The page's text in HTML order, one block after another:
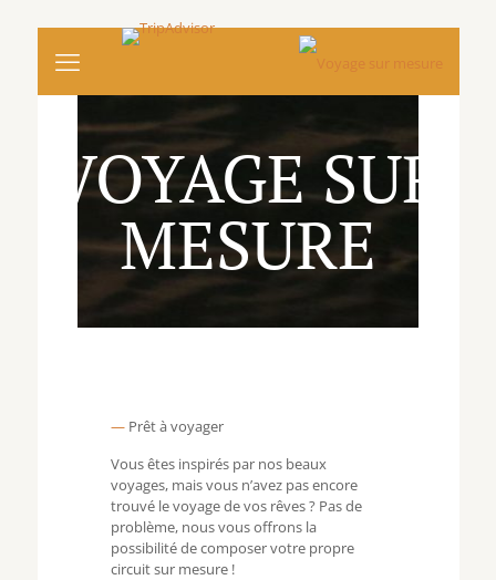
VOYAGE SUR
MESURE
—Prêt à voyager
Vous êtes inspirés par nos beaux
voyages, mais vous n’avez pas encore
trouvé le voyage de vos rêves ? Pas de
problème, nous vous offrons la
possibilité de composer votre propre
circuit sur mesure !